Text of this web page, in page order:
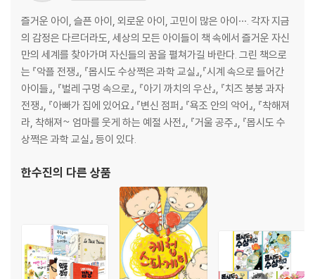
즐거운 아이, 슬픈 아이, 외로운 아이, 고민이 많은 아이···. 각자 지금
의 감정은 다르더라도, 세상의 모든 아이들이 책 속에서 즐거운 자신
만의 세계를 찾아가며 자신들의 꿈을 펼쳐가길 바란다. 그린 책으로
는 『악플 전쟁』, 『몹시도 수상쩍은 과학 교실』,『시계 속으로 들어간
아이들』, 『벌레 구멍 속으로』, 『아기 까치의 우산』, 『치즈 붕붕 과자
전쟁』, 『아빠가 집에 있어요』 『변신 점퍼』 『욕조 안의 악어』, 『착해져
라, 착해져~ 엄마를 웃게 하는 예절 사전』, 『거울 공주』, 『몹시도 수
상쩍은 과학 교실』 등이 있다.
한수진의 다른 상품